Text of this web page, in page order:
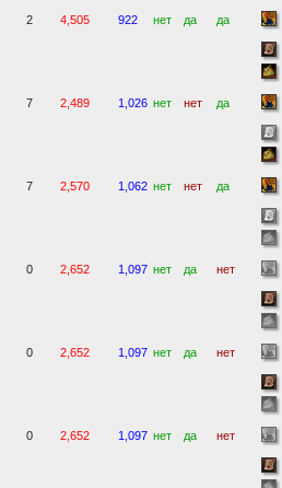
2 4,505 922 нет да да
7 2,489 1,026 нет нет да
7 2,570 1,062 нет нет да
0 2,652 1,097 нет да нет
0 2,652 1,097 нет да нет
0 2,652 1,097 нет да нет